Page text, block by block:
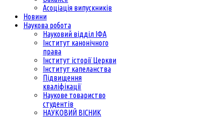
Асоціація випускників
Новини
Наукова робота
Науковий відділ ІФА
Інститут канонічного
права
Інститут історії Церкви
Інститут капеланства
Підвищення
кваліфікації
Наукове товариство
студентів
НАУКОВИЙ ВІСНИК